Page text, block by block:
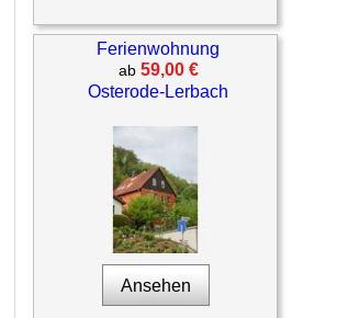
Ferienwohnung
ab 59,00 €
Osterode-Lerbach
Ansehen